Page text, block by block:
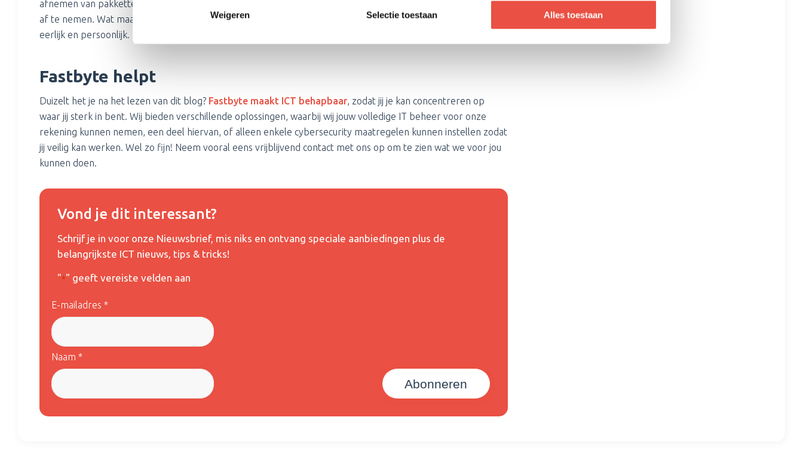
Weigeren Selectie toestaan Alles toestaan
afnemen van pakketten voor het uitbesteden en monitoren van jouw IT, is het ook mogelijk losse IT-diensten
af te nemen. Wat maakt ons zo speciaal? We doen alles met onze kernwaarden: behulpzaam, deskundig,
eerlijk en persoonlijk. En daar wijken we niet van af.
Fastbyte helpt
Duizelt het je na het lezen van dit blog? Fastbyte maakt ICT behapbaar, zodat jij je kan concentreren op
waar jij sterk in bent. Wij bieden verschillende oplossingen, waarbij wij jouw volledige IT beheer voor onze
rekening kunnen nemen, een deel hiervan, of alleen enkele cybersecurity maatregelen kunnen instellen zodat
jij veilig kan werken. Wel zo fijn! Neem vooral eens vrijblijvend contact met ons op om te zien wat we voor jou
kunnen doen.
Vond je dit interessant?
Schrijf je in voor onze Nieuwsbrief, mis niks en ontvang speciale aanbiedingen plus de
belangrijkste ICT nieuws, tips & tricks!
"*" geeft vereiste velden aan
E-mailadres *
Naam *